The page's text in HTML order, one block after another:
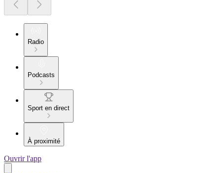
Radio
Podcasts
Sport en direct
À proximité
Ouvrir l'app